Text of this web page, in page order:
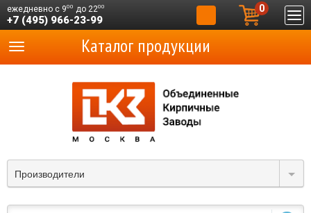
ежедневно с 900 до 2200
+7 (495) 966-23-99
0
Производители
Каталог продукции